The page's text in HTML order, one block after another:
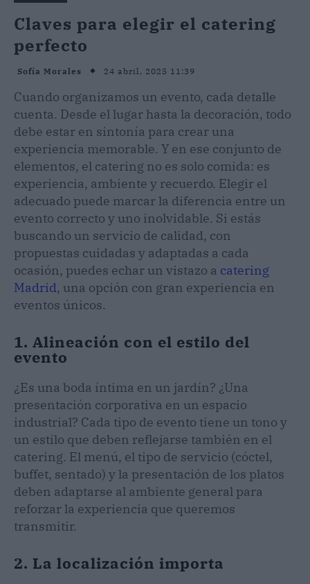
Claves para elegir el catering
perfecto
Sofía Morales 24 abril, 2025 11:39
Cuando organizamos un evento, cada detalle
cuenta. Desde el lugar hasta la decoración, todo
debe estar en sintonía para crear una
experiencia memorable. Y en ese conjunto de
elementos, el catering no es solo comida: es
experiencia, ambiente y recuerdo. Elegir el
adecuado puede marcar la diferencia entre un
evento correcto y uno inolvidable. Si estás
buscando un servicio de calidad, con
propuestas cuidadas y adaptadas a cada
ocasión, puedes echar un vistazo a catering
Madrid, una opción con gran experiencia en
eventos únicos.
1. Alineación con el estilo del
evento
¿Es una boda íntima en un jardín? ¿Una
presentación corporativa en un espacio
industrial? Cada tipo de evento tiene un tono y
un estilo que deben reflejarse también en el
catering. El menú, el tipo de servicio (cóctel,
buffet, sentado) y la presentación de los platos
deben adaptarse al ambiente general para
reforzar la experiencia que queremos
transmitir.
2. La localización importa